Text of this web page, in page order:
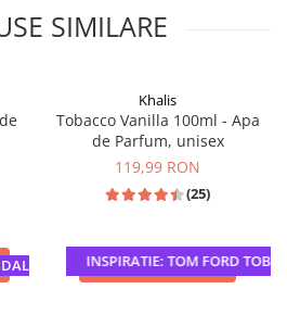
SIMILARE
INSPIRATIE: TOM FORD
Khalis
Tobacco Vanilla 100ml - Apa
de Parfum, unisex
119,99 RON
(25)
ADAUGA IN COS